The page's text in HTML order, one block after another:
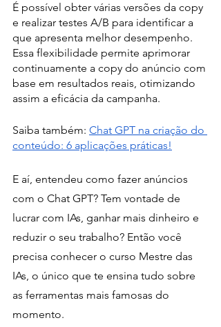
É possível obter várias versões da copy
e realizar testes A/B para identificar a
que apresenta melhor desempenho.
Essa flexibilidade permite aprimorar
continuamente a copy do anúncio com
base em resultados reais, otimizando
assim a eficácia da campanha.
Saiba também: Chat GPT na criação do
conteúdo: 6 aplicações práticas!
E aí, entendeu como fazer anúncios
com o Chat GPT? Tem vontade de
lucrar com IAs, ganhar mais dinheiro e
reduzir o seu trabalho? Então você
precisa conhecer o curso Mestre das
IAs, o único que te ensina tudo sobre
as ferramentas mais famosas do
momento.